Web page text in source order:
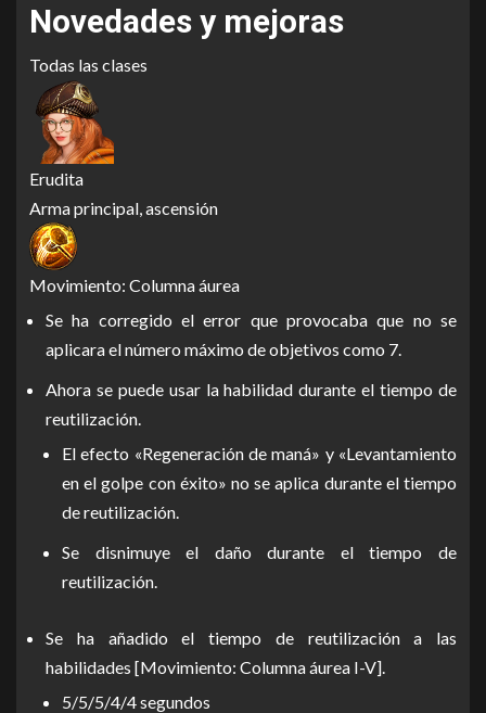
Novedades y mejoras
Todas las clases
Erudita
Arma principal, ascensión
Movimiento: Columna áurea
Se ha corregido el error que provocaba que no se
aplicara el número máximo de objetivos como 7.
Ahora se puede usar la habilidad durante el tiempo de
reutilización.
El efecto «Regeneración de maná» y «Levantamiento
en el golpe con éxito» no se aplica durante el tiempo
de reutilización.
Se disnimuye el daño durante el tiempo de
reutilización.
Se ha añadido el tiempo de reutilización a las
habilidades [Movimiento: Columna áurea I-V].
5/5/5/4/4 segundos